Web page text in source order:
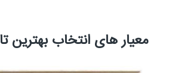
معیار های انتخاب بهترین